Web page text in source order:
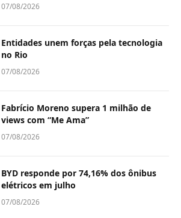
07/08/2026
Entidades unem forças pela tecnologia
no Rio
07/08/2026
Fabrício Moreno supera 1 milhão de
views com “Me Ama”
07/08/2026
BYD responde por 74,16% dos ônibus
elétricos em julho
07/08/2026